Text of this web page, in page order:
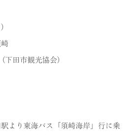
田市観光協会）
より東海バス「須崎海岸」行に乗